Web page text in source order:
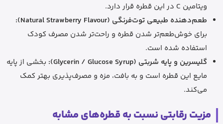
ویتامین C در این قطره قرار دارد.
طعم‌دهنده طبیعی توت‌فرنگی (Natural Strawberry Flavour):
برای خوش‌طعم‌تر شدن قطره و راحت‌تر شدن مصرف کودک
استفاده شده است.
گلیسرین و پایه شربتی (Glycerin / Glucose Syrup):
بخشی از پایه
مایع این قطره است و به بافت، مزه و مصرف‌پذیری بهتر کمک
می‌کند.
مزیت رقابتی نسبت به قطره‌های مشابه